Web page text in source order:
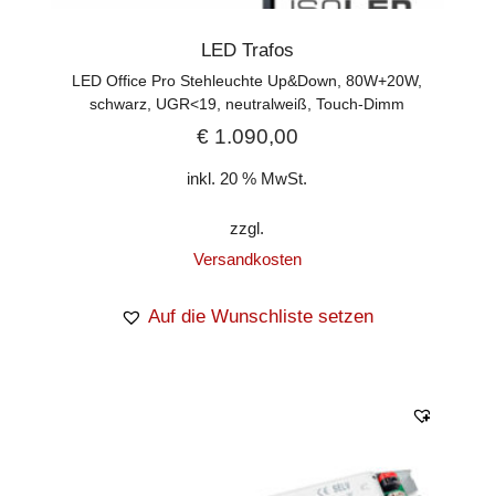
LED Trafos
LED Office Pro Stehleuchte Up&Down, 80W+20W,
schwarz, UGR<19, neutralweiß, Touch-Dimm
€1.090,00
inkl. 20 % MwSt.
zzgl.
Versandkosten
Auf die Wunschliste setzen